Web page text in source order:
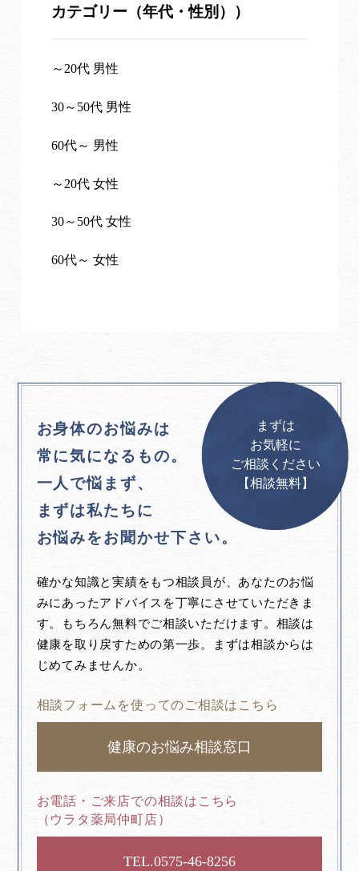
カテゴリー（年代・性別））
～20代 男性
30～50代 男性
60代～ 男性
～20代 女性
30～50代 女性
60代～ 女性
お身体のお悩みは
常に気になるもの。
一人で悩まず、
まずは私たちに
お悩みをお聞かせ下さい。
確かな知識と実績をもつ相談員が、あなたのお悩
みにあったアドバイスを丁寧にさせていただきま
す。もちろん無料でご相談いただけます。相談は
健康を取り戻すための第一歩。まずは相談からは
じめてみませんか。
相談フォームを使ってのご相談はこちら
健康のお悩み相談窓口
お電話・ご来店での相談はこちら
（ウラタ薬局仲町店）
0575-46-8256
まずは
お気軽に
ご相談ください
【相談無料】